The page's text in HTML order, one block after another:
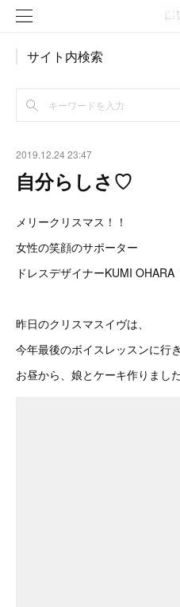
サイト内検索
2019.12.24 23:47
自分らしさ♡
メリークリスマス！！
女性の笑顔のサポーター
ドレスデザイナーKUMI OHARA
昨日のクリスマスイヴは、
今年最後のボイスレッスンに行き
お昼から、娘とケーキ作りました